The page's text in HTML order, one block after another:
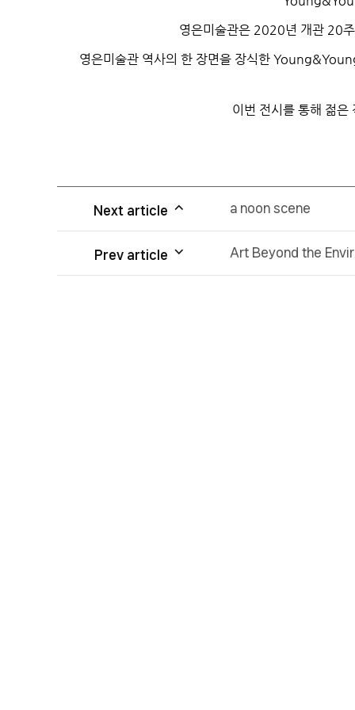
영은미술관은 2020년 개관 20
영은미술관 역사의 한 장면을 장식한
이번 전시를 통해 젊은
Next article a noon scene
Prev article Art Beyond the